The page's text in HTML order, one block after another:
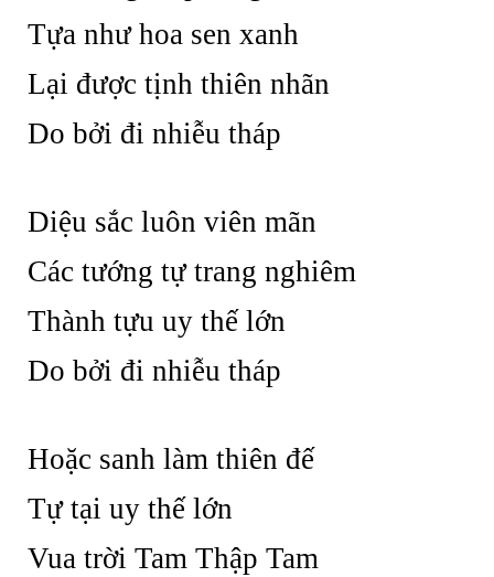
Tựa như hoa sen xanh
Lại được tịnh thiên nhãn
Do bởi đi nhiễu tháp
Diệu sắc luôn viên mãn
Các tướng tự trang nghiêm
Thành tựu uy thế lớn
Do bởi đi nhiễu tháp
Hoặc sanh làm thiên đế
Tự tại uy thế lớn
Vua trời Tam Thập Tam